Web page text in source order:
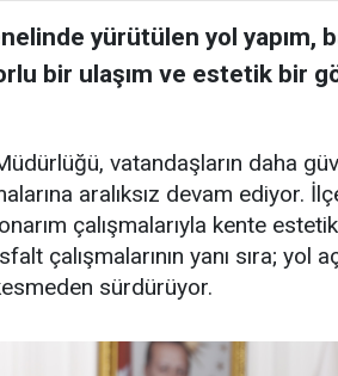
yürütülen yol yapım,
bir ulaşım ve estetik bir
vatandaşların daha
aralıksız devam ediyor.
çalışmalarıyla kente
çalışmalarının yanı sıra;
sürdürüyor.